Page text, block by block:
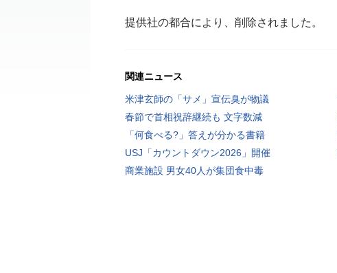
提供社の都合により、削除されました。
関連ニュース
米津玄師の「サメ」宣伝臭が物議
春節で首相祝辞継続も 文字数減
「何食べる?」答えが分かる書籍
USJ「カウントダウン2026」開催
商業施設 男女40人が集団食中毒